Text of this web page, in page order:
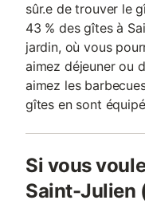
sûr.e de trouver le
43 % des gîtes à
jardin, où vous
aimez déjeuner ou
aimez les
gîtes en sont
Si vous
Saint-Julien